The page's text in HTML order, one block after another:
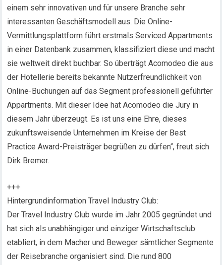
einem sehr innovativen und für unsere Branche sehr
interessanten Geschäftsmodell aus. Die Online-
Vermittlungsplattform führt erstmals Serviced Appartments
in einer Datenbank zusammen, klassifiziert diese und macht
sie weltweit direkt buchbar. So überträgt Acomodeo die aus
der Hotellerie bereits bekannte Nutzerfreundlichkeit von
Online-Buchungen auf das Segment professionell geführter
Appartments. Mit dieser Idee hat Acomodeo die Jury in
diesem Jahr überzeugt. Es ist uns eine Ehre, dieses
zukunftsweisende Unternehmen im Kreise der Best
Practice Award-Preisträger begrüßen zu dürfen“, freut sich
Dirk Bremer.
+++
Hintergrundinformation Travel Industry Club:
Der Travel Industry Club wurde im Jahr 2005 gegründet und
hat sich als unabhängiger und einziger Wirtschaftsclub
etabliert, in dem Macher und Beweger sämtlicher Segmente
der Reisebranche organisiert sind. Die rund 800